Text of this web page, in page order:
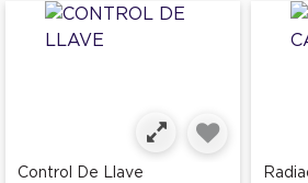
Control De Llave